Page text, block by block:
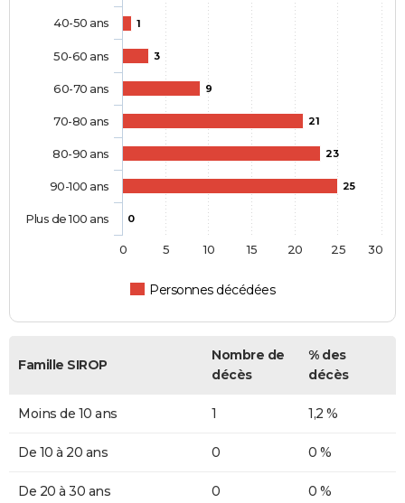
1
3
9
21
23
25
0
Personnes décédées
40-50 ans
50-60 ans
60-70 ans
70-80 ans
80-90 ans
90-100 ans
Plus de 100 ans
0 5 10 15 20 25 30
Famille SIROP
Nombre de
décès
% des
décès
Moins de 10 ans 1 1,2 %
De 10 à 20 ans 0 0 %
De 20 à 30 ans 0 0 %